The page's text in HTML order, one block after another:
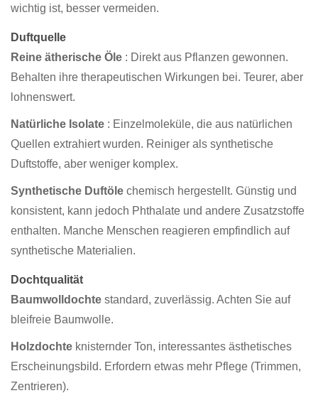
wichtig ist, besser vermeiden.
Duftquelle
Reine ätherische Öle : Direkt aus Pflanzen gewonnen.
Behalten ihre therapeutischen Wirkungen bei. Teurer, aber
lohnenswert.
Natürliche Isolate : Einzelmoleküle, die aus natürlichen
Quellen extrahiert wurden. Reiniger als synthetische
Duftstoffe, aber weniger komplex.
Synthetische Duftöle chemisch hergestellt. Günstig und
konsistent, kann jedoch Phthalate und andere Zusatzstoffe
enthalten. Manche Menschen reagieren empfindlich auf
synthetische Materialien.
Dochtqualität
Baumwolldochte standard, zuverlässig. Achten Sie auf
bleifreie Baumwolle.
Holzdochte knisternder Ton, interessantes ästhetisches
Erscheinungsbild. Erfordern etwas mehr Pflege (Trimmen,
Zentrieren).